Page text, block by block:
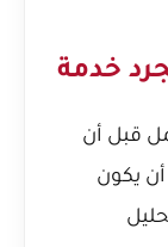
خدمة
قبل أن
يكون